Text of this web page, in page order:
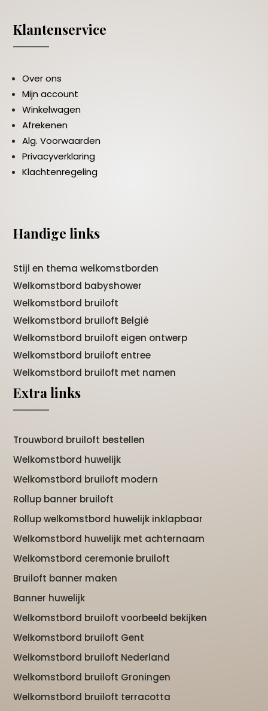
Klantenservice
Over ons
Mijn account
Winkelwagen
Afrekenen
Alg. Voorwaarden
Privacyverklaring
Klachtenregeling
Handige links
Stijl en thema welkomstborden
Welkomstbord babyshower
Welkomstbord bruiloft
Welkomstbord bruiloft België
Welkomstbord bruiloft eigen ontwerp
Welkomstbord bruiloft entree
Welkomstbord bruiloft met namen
Extra links
Trouwbord bruiloft bestellen
Welkomstbord huwelijk
Welkomstbord bruiloft modern
Rollup banner bruiloft
Rollup welkomstbord huwelijk inklapbaar
Welkomstbord huwelijk met achternaam
Welkomstbord ceremonie bruiloft
Bruiloft banner maken
Banner huwelijk
Welkomstbord bruiloft voorbeeld bekijken
Welkomstbord bruiloft Gent
Welkomstbord bruiloft Nederland
Welkomstbord bruiloft Groningen
Welkomstbord bruiloft terracotta